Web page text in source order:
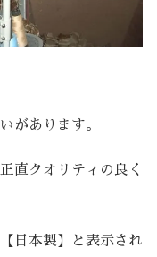
があります。
直クオリティの良く
日本製】と表示され